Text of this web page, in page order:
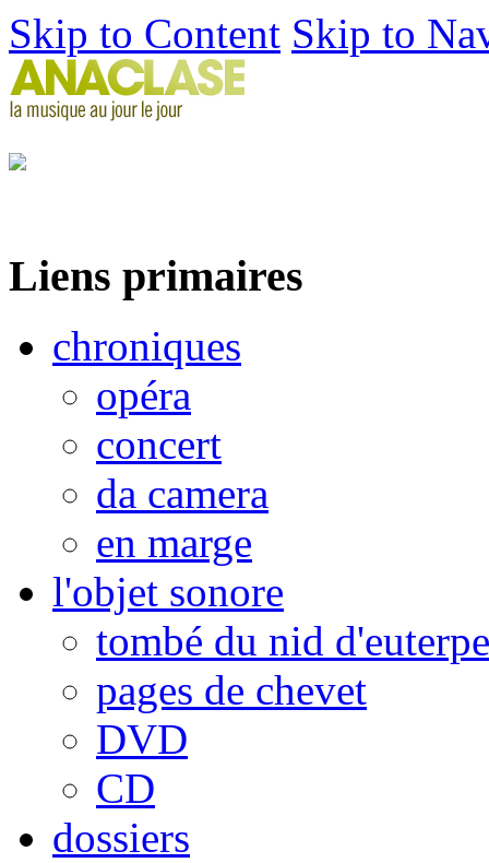
Skip to Content Skip to
Liens primaires
chroniques
opéra
concert
da camera
en marge
l'objet sonore
tombé du nid d'euterpe
pages de chevet
DVD
CD
dossiers